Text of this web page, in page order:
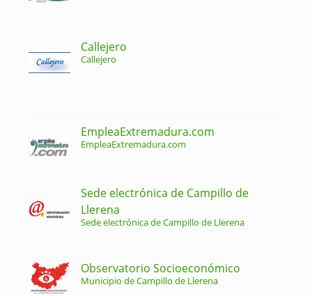
Callejero
Callejero
EmpleaExtremadura.com
EmpleaExtremadura.com
Sede electrónica de Campillo de
Llerena
Sede electrónica de Campillo de Llerena
Observatorio Socioeconómico
Municipio de Campillo de Llerena